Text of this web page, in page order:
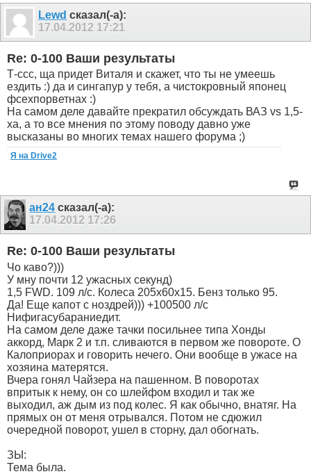
Lewd сказал(-а):
17.04.2012 17:21
Re: 0-100 Ваши результаты
Т-ссс, ща придет Виталя и скажет, что ты не умеешь
ездить :) да и сингапур у тебя, а чистокровный японец
фсехпорветнах :)
На самом деле давайте прекратил обсуждать ВАЗ vs 1,5-
ха, а то все мнения по этому поводу давно уже
высказаны во многих темах нашего форума ;)
Я на Drive2
ан24 сказал(-а):
17.04.2012 17:26
Re: 0-100 Ваши результаты
Чо каво?)))
У мну почти 12 ужасных секунд)
1,5 FWD. 109 л/с. Колеса 205х60х15. Бенз только 95.
Да! Еще капот с ноздрей))) +100500 л/с
Нифигасубараниедит.
На самом деле даже тачки посильнее типа Хонды
аккорд, Марк 2 и т.п. сливаются в первом же повороте. О
Калоприорах и говорить нечего. Они вообще в ужасе на
хозяина матерятся.
Вчера гонял Чайзера на пашенном. В поворотах
впритык к нему, он со шлейфом входил и так же
выходил, аж дым из под колес. Я как обычно, внатяг. На
прямых он от меня отрывался. Потом не сдюжил
очередной поворот, ушел в сторну, дал обогнать.
ЗЫ:
Тема была.